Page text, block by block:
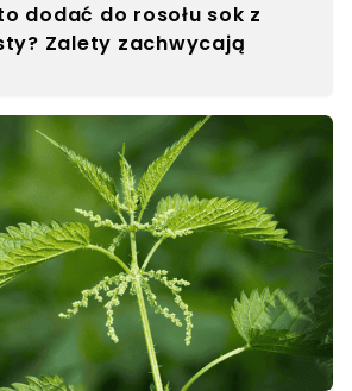
dodać do rosołu sok z
Zalety zachwycają